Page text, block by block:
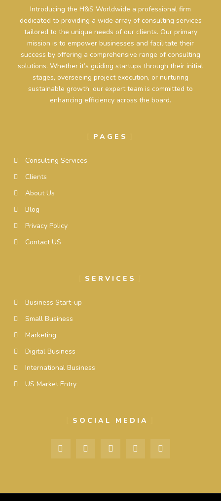
Introducing the H&S Worldwide a professional firm
dedicated to providing a wide array of consulting services
tailored to the unique needs of our clients. Our primary
mission is to empower businesses and facilitate their
success by offering a comprehensive range of consulting
solutions. Whether it’s guiding startups through their initial
stages, overseeing project execution, or nurturing
sustainable growth, our expert team is committed to
enhancing efficiency across the board.
PAGES
Consulting Services
Clients
About Us
Blog
Privacy Policy
Contact US
SERVICES
Business Start-up
Small Business
Marketing
Digital Business
International Business
US Market Entry
SOCIAL MEDIA